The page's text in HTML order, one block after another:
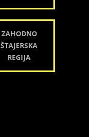
ZAHODNO
ŠTAJERSKA
REGIJA